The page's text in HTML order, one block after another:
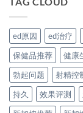
ed原因 ed治疗
保健品推荐
健康
勃起问题
射精控
持久
效果评测